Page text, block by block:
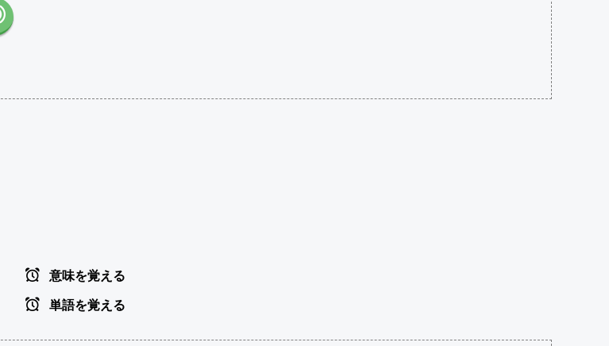
意味を覚える
単語を覚える